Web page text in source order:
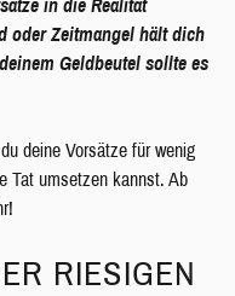
in die Realität
oder Zeitmangel hält dich
Geldbeutel sollte es
deine Vorsätze für wenig
Tat umsetzen kannst. Ab
RIESIGEN